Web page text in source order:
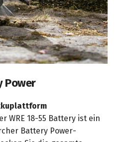
Power
WRE 18-55 Battery ist ein
Battery Power-